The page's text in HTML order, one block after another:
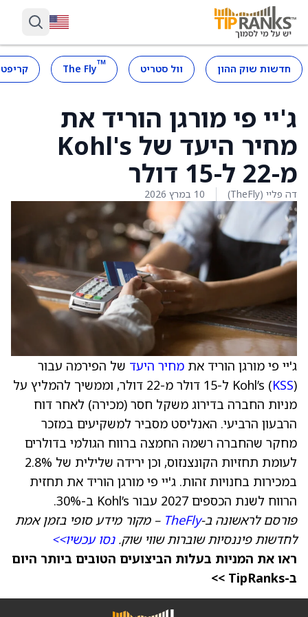
חדשות שוק ההון וול סטריט ™
The Fly
ג'יי פי מורגן הוריד את
מחיר היעד של Kohl's
מ-22 ל-15 דולר
דה פליי (TheFly) 10 במרץ 2026
ג'יי פי מורגן הוריד את מחיר היעד של הפירמה עבור
Kohl’s (KSS
) ל-15 דולר מ-22 דולר, וממשיך להמליץ על
מניות החברה בדירוג משקל חסר (מכירה) לאחר דוח
הרבעון הרביעי. האנליסט מסביר למשקיעים במזכר
מחקר שהחברה רשמה החמצה ברווח הגולמי בדולרים
לעומת תחזיות הקונצנזוס, וכן ירידה שלילית של 2.8%
במכירות בחנויות זהות. ג'יי פי מורגן הוריד את תחזית
הרווח לשנת הכספים 2027 עבור Kohl’s ב-30%.
פורסם לראשונה ב-TheFly – מקור מידע סופי בזמן אמת
לחדשות פיננסיות שוברות שווי שוק.נסו עכשיו>>
ראו את המניות בעלות הביצועים הטובים ביותר היום
ב-TipRanks >>